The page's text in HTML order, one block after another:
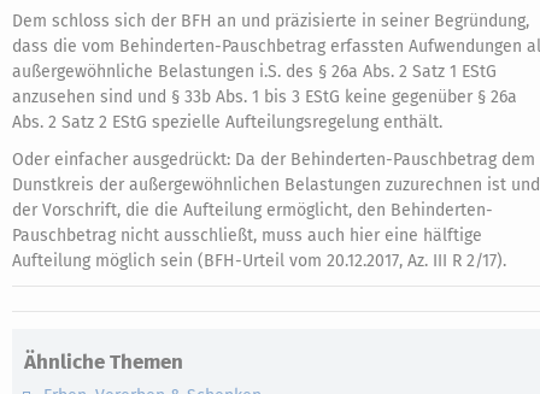
Dem schloss sich der BFH an und präzisierte in seiner Begründung,
dass die vom Behinderten-Pauschbetrag erfassten Aufwendungen
außergewöhnliche Belastungen i.S. des § 26a Abs. 2 Satz 1 EStG
anzusehen sind und § 33b Abs. 1 bis 3 EStG keine gegenüber § 26a
Abs. 2 Satz 2 EStG spezielle Aufteilungsregelung enthält.
Oder einfacher ausgedrückt: Da der Behinderten-Pauschbetrag dem
Dunstkreis der außergewöhnlichen Belastungen zuzurechnen ist und
der Vorschrift, die die Aufteilung ermöglicht, den Behinderten-
Pauschbetrag nicht ausschließt, muss auch hier eine hälftige
Aufteilung möglich sein (BFH-Urteil vom 20.12.2017, Az. III R 2/17).
Ähnliche Themen